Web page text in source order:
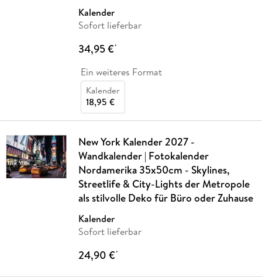
Kalender
Sofort lieferbar
34,95 €*
Ein weiteres Format
Kalender
18,95 €
New York Kalender 2027 -
Wandkalender | Fotokalender
Nordamerika 35x50cm - Skylines,
Streetlife & City-Lights der Metropole
als stilvolle Deko für Büro oder Zuhause
Kalender
Sofort lieferbar
24,90 €*